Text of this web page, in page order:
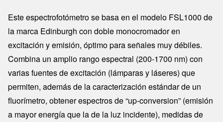
Este espectrofotómetro se basa en el modelo FSL1000 de
la marca Edinburgh con doble monocromador en
excitación y emisión, óptimo para señales muy débiles.
Combina un amplio rango espectral (200-1700 nm) con
varias fuentes de excitación (lámparas y láseres) que
permiten, además de la caracterización estándar de un
fluorímetro, obtener espectros de “up-conversion” (emisión
a mayor energía que la de la luz incidente), medidas de